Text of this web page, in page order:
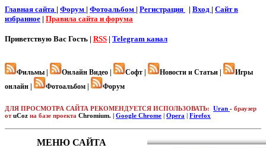
Главная сайта | Форум | Фотоальбом | Регистрация | Вход | Cайт в
избранное | Правила сайта и форума
Приветствую Вас Гость | RSS | Telegram канал
Фильмы | Онлайн Видео | Софт | Новости и Статьи |
Игры
онлайн |
Фотоальбом | Форум
ДЛЯ ПРОСМОТРА САЙТА РЕКОМЕНДУЕТСЯ ИСПОЛЬЗОВАТЬ: Uran - браузер
отuCoz на базе проекта Chromium. | Google Chrome | Opera | Firefox
МЕНЮ САЙТА